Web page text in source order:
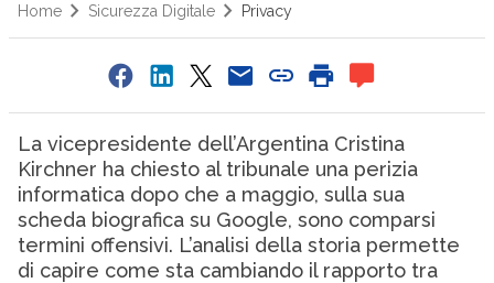
Home Sicurezza Digitale Privacy
La vicepresidente dell’Argentina Cristina
Kirchner ha chiesto al tribunale una perizia
informatica dopo che a maggio, sulla sua
scheda biografica su Google, sono comparsi
termini offensivi. L’analisi della storia permette
di capire come sta cambiando il rapporto tra